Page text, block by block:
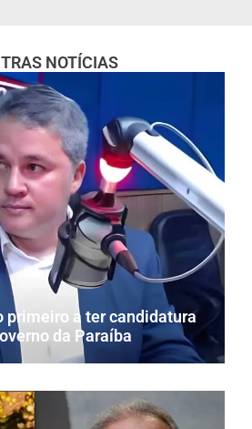
NOTÍCIAS
primeiro a ter candidatura
da Paraíba